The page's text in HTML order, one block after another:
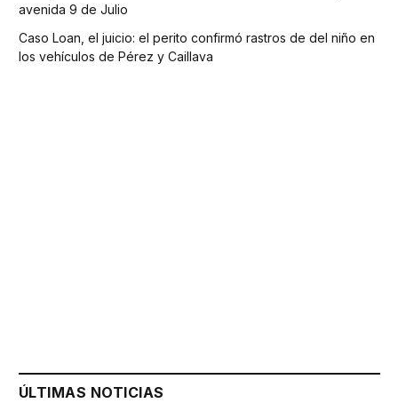
avenida 9 de Julio
Caso Loan, el juicio: el perito confirmó rastros de del niño en
los vehículos de Pérez y Caillava
ÚLTIMAS NOTICIAS